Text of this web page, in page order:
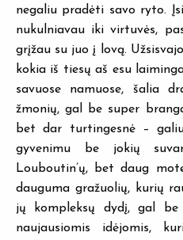
negaliu pradėti savo ryto.
nukulniavau iki virtuvės,
grįžau su juo į lovą.
kokia iš tiesų aš esu
savuose namuose, šalia
žmonių, gal be super
bet dar turtingesnė –
gyvenimu be jokių
Louboutin’ų, bet daug
dauguma gražuolių, kurių
jų kompleksų dydį, gal
naujausiomis idėjomis,